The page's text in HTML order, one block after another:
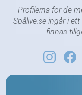
Profilerna för de
Spålive.se ingår i
finnas